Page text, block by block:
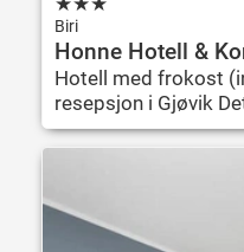
Biri
Honne Hotell &
Hotell med frokost
resepsjon i Gjøvik